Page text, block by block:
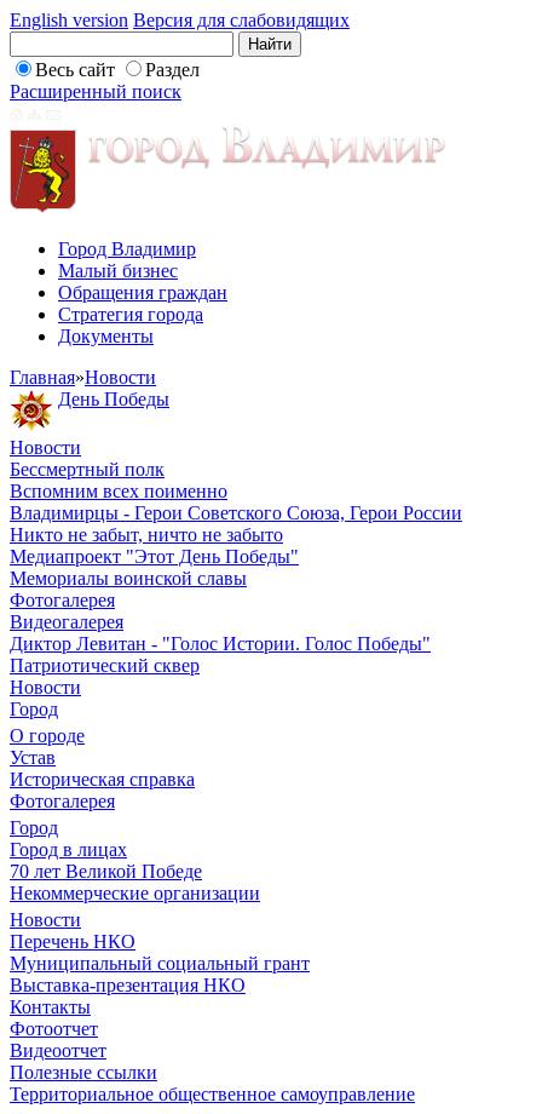
English version Версия для слабовидящих
Весь сайт
Раздел
Расширенный поиск
Город Владимир
Малый бизнес
Обращения граждан
Стратегия города
Документы
Главная»Новости
День Победы
Новости
Бессмертный полк
Вспомним всех поименно
Владимирцы - Герои Советского Союза, Герои России
Никто не забыт, ничто не забыто
Медиапроект "Этот День Победы"
Мемориалы воинской славы
Фотогалерея
Видеогалерея
Диктор Левитан - "Голос Истории. Голос Победы"
Патриотический сквер
Новости
Город
О городе
Устав
Историческая справка
Фотогалерея
Город
Город в лицах
70 лет Великой Победе
Некоммерческие организации
Новости
Перечень НКО
Муниципальный социальный грант
Выставка-презентация НКО
Контакты
Фотоотчет
Видеоотчет
Полезные ссылки
Территориальное общественное самоуправление